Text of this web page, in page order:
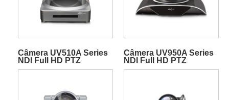
Câmera UV510A Series
NDI Full HD PTZ
Câmera UV950A Series
NDI Full HD PTZ